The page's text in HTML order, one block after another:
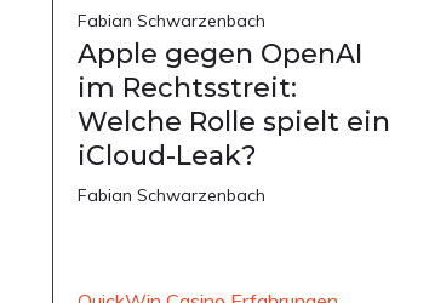
Fabian Schwarzenbach
Apple gegen OpenAI
im Rechtsstreit:
Welche Rolle spielt ein
iCloud-Leak?
Fabian Schwarzenbach